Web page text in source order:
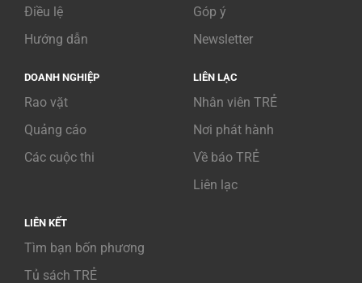
Điều lệ
Hướng dẫn
Góp ý
Newsletter
DOANH NGHIỆP
Rao vặt
Quảng cáo
Các cuộc thi
LIÊN LẠC
Nhân viên TRẺ
Nơi phát hành
Về báo TRẺ
Liên lạc
LIÊN KẾT
Tìm bạn bốn phương
Tủ sách TRẺ